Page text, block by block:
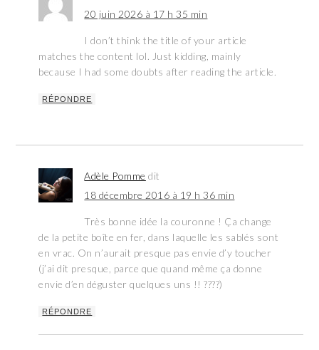
20 juin 2026 à 17 h 35 min
I don’t think the title of your article
matches the content lol. Just kidding, mainly
because I had some doubts after reading the article.
RÉPONDRE
Adèle Pomme dit
18 décembre 2016 à 19 h 36 min
Très bonne idée la couronne ! Ça change
de la petite boîte en fer, dans laquelle les sablés sont
en vrac. On n’aurait presque pas envie d’y toucher
(j’ai dit presque, parce que quand même ça donne
envie d’en déguster quelques uns !! ????)
RÉPONDRE